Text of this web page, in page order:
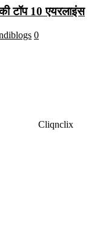
टॉप 10 एयरलाइंस
0